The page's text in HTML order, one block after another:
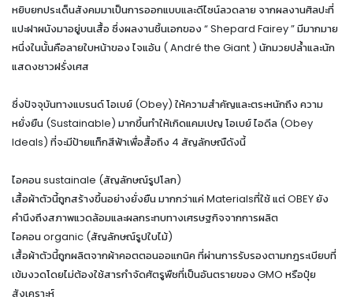
หยิบยกประเด็นสังคมมาเป็นการออกแบบและดีไซน์ลวดลาย จากผลงานศิลปะที่
แปะฝาผนังมาอยู่บนเสื้อ ซึ่งผลงานชิ้นเอกของ “ Shepard Fairey ” มีมากมาย
หนึ่งในนั้นคือลายใบหน้าของ ไจแอ้น ( André the Giant ) นักมวยปล้ำและนัก
แสดงชาวฝรั่งเศส
ซึ่งปัจจุบันทางแบรนด์ โอเบย์ (Obey) ให้ความสำคัญและตระหนักถึง ความ
หยั่งยืน (Sustainable) มากขึ้นทำให้เกิดแคมเปญ โอเบย์ ไอดีล (Obey
Ideals) ที่จะมีป้ายแท็กสีฟ้าเพื่อสื้อถึง 4 สัญลักษณืดังนี้
ไอคอน sustainale (สัญลักษณ์รูปโลก)
เสื้อผ้าตัวนี้ถูกสร้างขึ้นอย่างยั่งยืน มากกว่าแค่ Materialsที่ใช้ แต่ OBEY ยัง
คำนึงถึงสภาพแวดล้อมและผลกระทบทางเศรษฐกิจจากการผลิต
ไอคอน organic (สัญลักษณ์รูปใบไม้)
เสื้อผ้าตัวนี้ถูกผลิตจากผ้าคอตตอนออแกนิค ที่ผ่านการรับรองตามกฎระเบียบที่
เข้มงวดโดยไม่ต้องใช้สารกำจัดศัตรูพืชที่เป็นอันตรายของ GMO หรือปุ๋ย
สังเคราะห์